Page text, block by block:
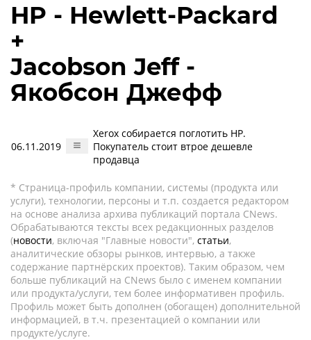
HP - Hewlett-Packard
+
Jacobson Jeff -
Якобсон Джефф
06.11.2019
Xerox собирается поглотить HP.
Покупатель стоит втрое дешевле
продавца
* Страница-профиль компании, системы (продукта или
услуги), технологии, персоны и т.п. создается редактором
на основе анализа архива публикаций портала CNews.
Обрабатываются тексты всех редакционных разделов
(новости, включая "Главные новости", статьи,
аналитические обзоры рынков, интервью, а также
содержание партнёрских проектов). Таким образом, чем
больше публикаций на CNews было с именем компании
или продукта/услуги, тем более информативен профиль.
Профиль может быть дополнен (обогащен) дополнительной
информацией, в т.ч. презентацией о компании или
продукте/услуге.